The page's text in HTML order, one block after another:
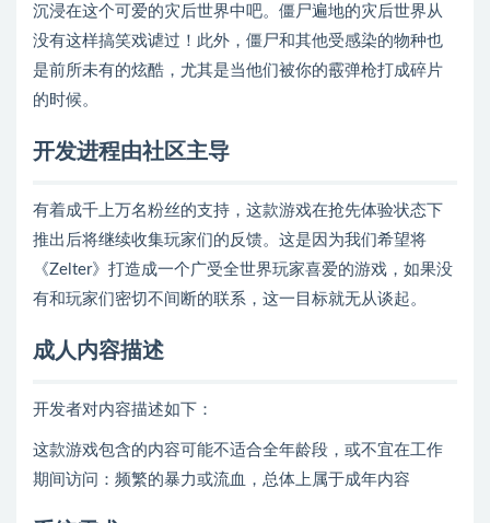
沉浸在这个可爱的灾后世界中吧。僵尸遍地的灾后世界从
没有这样搞笑戏谑过！此外，僵尸和其他受感染的物种也
是前所未有的炫酷，尤其是当他们被你的霰弹枪打成碎片
的时候。
开发进程由社区主导
有着成千上万名粉丝的支持，这款游戏在抢先体验状态下
推出后将继续收集玩家们的反馈。这是因为我们希望将
《Zelter》打造成一个广受全世界玩家喜爱的游戏，如果没
有和玩家们密切不间断的联系，这一目标就无从谈起。
成人内容描述
开发者对内容描述如下：
这款游戏包含的内容可能不适合全年龄段，或不宜在工作
期间访问：频繁的暴力或流血，总体上属于成年内容